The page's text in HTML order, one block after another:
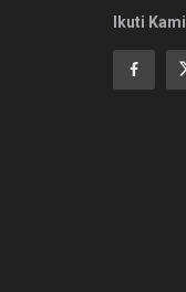
Ikuti Kami